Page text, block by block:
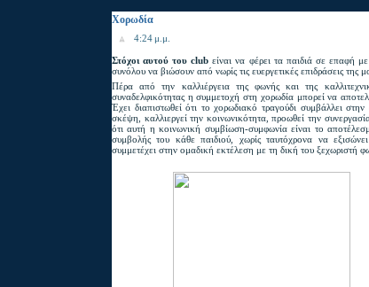
Χορωδία
4:24 μ.μ.
Στόχοι αυτού του club είναι να φέρει τα παιδιά σε επαφή
συνόλου να βιώσουν από νωρίς τις ευεργετικές επιδράσεις της
Πέρα από την καλλιέργεια της φωνής και της
συναδελφικότητας η συμμετοχή στη χορωδία μπορεί να
Έχει διαπιστωθεί ότι το χορωδιακό τραγούδι συμβάλλει
σκέψη, καλλιεργεί την κοινωνικότητα, προωθεί την
ότι αυτή η κοινωνική συμβίωση-συμφωνία είναι το
συμβολής του κάθε παιδιού, χωρίς ταυτόχρονα να
συμμετέχει στην ομαδική εκτέλεση με τη δική του ξεχωριστή